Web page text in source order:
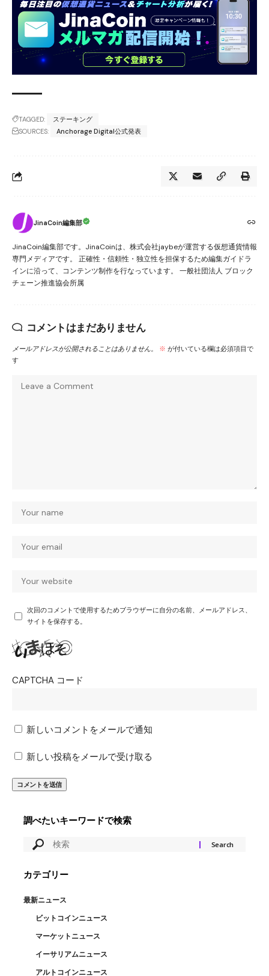
TAGGED:
ステーキング
SOURCES:
Anchorage Digital公式発表
JinaCoin編集部
JinaCoin編集部です。JinaCoinは、株式会社jaybeが運営する仮想通貨情報
専門メディアです。 正確性・信頼性・独立性を担保するため編集ガイドラ
インに沿って、コンテンツ制作を行なっています。 一般社団法人 ブロック
チェーン推進協会所属
コメントはまだありません
メールアドレスが公開されることはありません。 ※ が付いている欄は必須項目で
す
次回のコメントで使用するためブラウザーに自分の名前、メールアドレス、
サイトを保存する。
CAPTCHA コード
新しいコメントをメールで通知
新しい投稿をメールで受け取る
調べたいキーワードで検索
カテゴリー
最新ニュース
ビットコインニュース
マーケットニュース
イーサリアムニュース
アルトコインニュース